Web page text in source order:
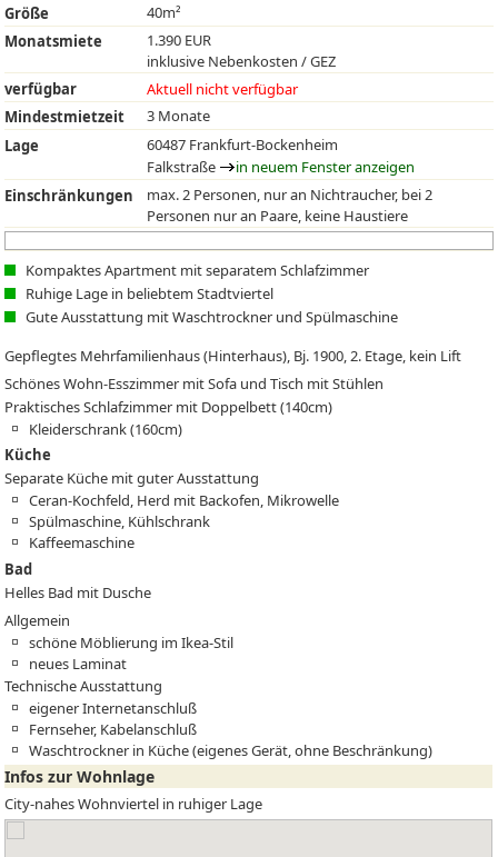
Größe
40m²
Monatsmiete
1.390 EUR
inklusive Nebenkosten / GEZ
verfügbar
Aktuell nicht verfügbar
Mindestmietzeit
3 Monate
Lage
60487 Frankfurt-Bockenheim
Falkstraße
in neuem Fenster anzeigen
Einschränkungen
max. 2 Personen, nur an Nichtraucher, bei 2
Personen nur an Paare, keine Haustiere
Kompaktes Apartment mit separatem Schlafzimmer
Ruhige Lage in beliebtem Stadtviertel
Gute Ausstattung mit Waschtrockner und Spülmaschine
Gepflegtes Mehrfamilienhaus (Hinterhaus), Bj. 1900, 2. Etage, kein Lift
Schönes Wohn-Esszimmer mit Sofa und Tisch mit Stühlen
Praktisches Schlafzimmer mit Doppelbett (140cm)
Kleiderschrank (160cm)
Küche
Separate Küche mit guter Ausstattung
Ceran-Kochfeld, Herd mit Backofen, Mikrowelle
Spülmaschine, Kühlschrank
Kaffeemaschine
Bad
Helles Bad mit Dusche
Allgemein
schöne Möblierung im Ikea-Stil
neues Laminat
Technische Ausstattung
eigener Internetanschluß
Fernseher, Kabelanschluß
Waschtrockner in Küche (eigenes Gerät, ohne Beschränkung)
Infos zur Wohnlage
City-nahes Wohnviertel in ruhiger Lage